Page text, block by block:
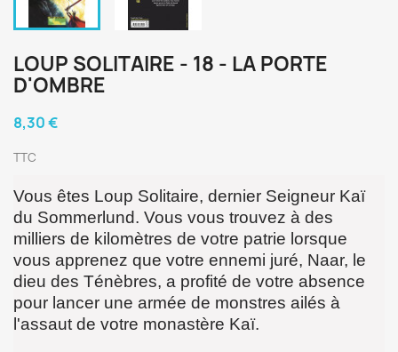
LOUP SOLITAIRE - 18 - LA PORTE
D'OMBRE
8,30 €
TTC
Vous êtes Loup Solitaire, dernier Seigneur Kaï
du Sommerlund. Vous vous trouvez à des
milliers de kilomètres de votre patrie lorsque
vous apprenez que votre ennemi juré, Naar, le
dieu des Ténèbres, a profité de votre absence
pour lancer une armée de monstres ailés à
l'assaut de votre monastère Kaï.